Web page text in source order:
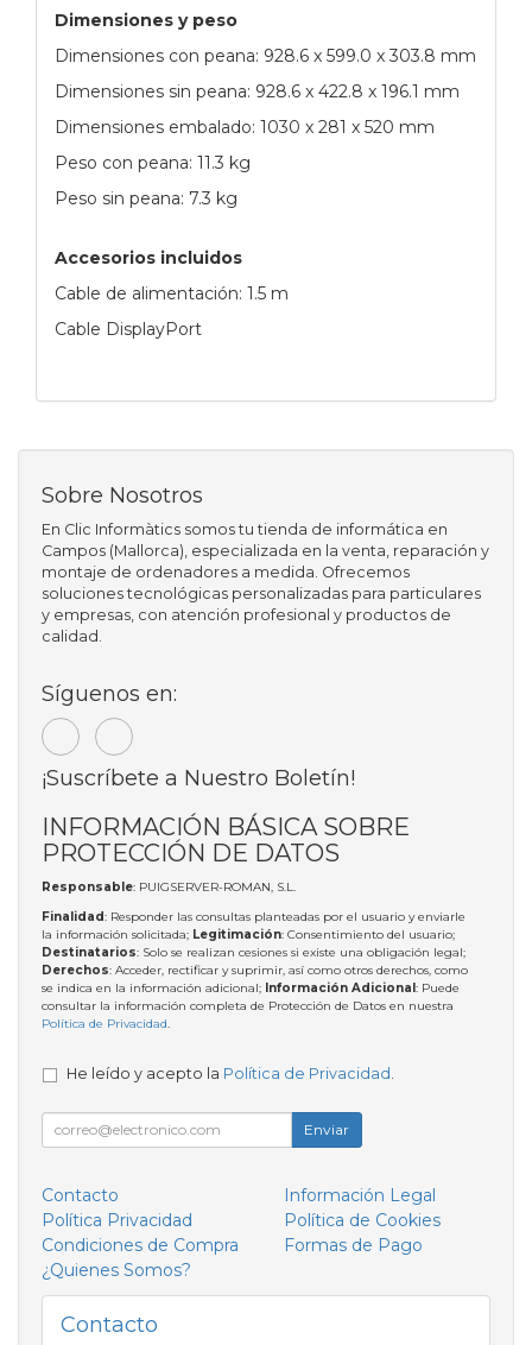
Dimensiones y peso
Dimensiones con peana: 928.6 x 599.0 x 303.8 mm
Dimensiones sin peana: 928.6 x 422.8 x 196.1 mm
Dimensiones embalado: 1030 x 281 x 520 mm
Peso con peana: 11.3 kg
Peso sin peana: 7.3 kg
Accesorios incluidos
Cable de alimentación: 1.5 m
Cable DisplayPort
Sobre Nosotros
En Clic Informàtics somos tu tienda de informática en
Campos (Mallorca), especializada en la venta, reparación y
montaje de ordenadores a medida. Ofrecemos
soluciones tecnológicas personalizadas para particulares
y empresas, con atención profesional y productos de
calidad.
Síguenos en:
¡Suscríbete a Nuestro Boletín!
INFORMACIÓN BÁSICA SOBRE
PROTECCIÓN DE DATOS
Responsable: PUIGSERVER-ROMAN, S.L.
Finalidad: Responder las consultas planteadas por el usuario y enviarle
la información solicitada; Legitimación: Consentimiento del usuario;
Destinatarios: Solo se realizan cesiones si existe una obligación legal;
Derechos: Acceder, rectificar y suprimir, así como otros derechos, como
se indica en la información adicional; Información Adicional: Puede
consultar la información completa de Protección de Datos en nuestra
Política de Privacidad.
He leído y acepto la Política de Privacidad
Enviar
Contacto
Información Legal
Política Privacidad
Política de Cookies
Condiciones de Compra
Formas de Pago
¿Quienes Somos?
Contacto